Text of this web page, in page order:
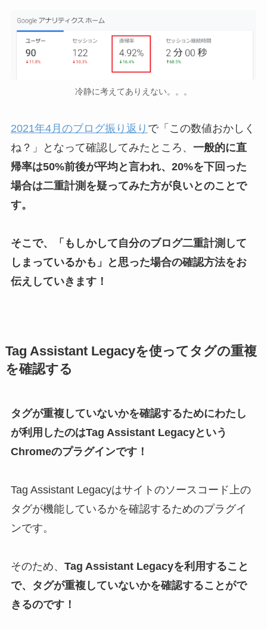
冷静に考えてありえない。。。
2021年4月のブログ振り返り で「この数値おかしく
ね？」となって確認してみたところ、 一般的に直
帰率は50%前後が平均と言われ、20%を下回った
場合は二重計測を疑ってみた方が良いとのことで
す。
そこで、「もしかして自分のブログ二重計測して
しまっているかも」と思った場合の確認方法をお
伝えしていきます！
Tag Assistant Legacyを使ってタグの重複
を確認する
タグが重複していないかを確認するためにわたし
が利用したのはTag Assistant Legacyという
Chromeのプラグインです！
Tag Assistant Legacyはサイトのソースコード上の
タグが機能しているかを確認するためのプラグイ
ンです。
そのため、 Tag Assistant Legacyを利用すること
で、タグが重複していないかを確認することがで
きるのです！